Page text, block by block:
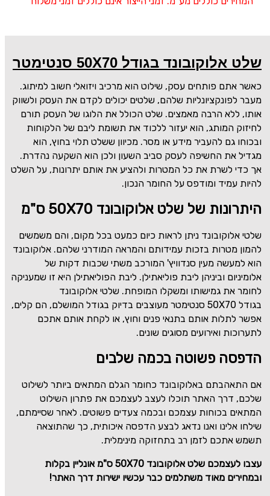
שלט אלוקובונד בגודל 50X70 סנטימטר
כאשר אתם פותחים עסק, שילוט הוא מרכיב ויזואלי חשוב למיתוג.
מעבר לפונקציונליות שלהם, שלטים יכולים לקדם את העסק ולשווק
אותו, ללא הרבה מאמצים. שלט הכולל את הלוגו של העסק תורם
לחיזוק המותג, הוא יעזור ללכוד את תשומת ליבם של הלקוחות
ובכוחו גם להעביר מידע או מסר. מכיוון ששלט תלוי בחוץ, הוא
מגדיל את החשיפה לעסק סביב השעון ולכן הוא השקעה נהדרת.
אך כדי לשרת את כל המטרות ולהציע את אותם יתרונות, על השלט
להיות עמיד ומודפס על החומר הנכון.
היתרונות של שלט אלוקובונד 50X70 ס"מ
שלטי אלוקובונד ניתן לראות כיום כמעט בכל מקום, והם משמשים
להמון מטרות בזכות עמידותם והמראה המודרני שלהם. אלוקובונד
הוא למעשה מעין סנדוויץ' המורכב משתי שכבות דקות של
אלומיניום וביניהן ליבת פוליאתילן. ליבת הפוליאתילן היא זו שמעניקה
לחומר את גמישותו ומשקלו המופחת. שלטי אלוקובונד
בגודל 50X70 סנטימטר מעוצבים בדיוק בגודל המושלם, הם קלים,
אפשר לתלות אותם בתנאי פנים וחוץ, או לקחת אותם אתכם
לתערוכות ואירועים מסוגים שונים.
הדפסה פשוטה בכמה שלבים
אם התאהבתם באלוקובונד כחומר הגלם המתאים ביותר לשילוט
שלכם, דרך האתר תוכלו לעצב לעצמכם את פתרון השילוט
המתאים בכוחות עצמכם ובכמה צעדים פשוטים. לאחר שסיימתם,
שילחו אלינו ואנו נדאג לבצע הדפסה איכותית, כך שהתוצאה
תשמש אתכם לזמן רב בתחזוקה מינימלית.
עצבו לעצמכם שלט אלוקובונד 50X70 ס"מ אונליין בקלות
ובמחירים מאוד משתלמים כבר עכשיו ישירות דרך האתר!